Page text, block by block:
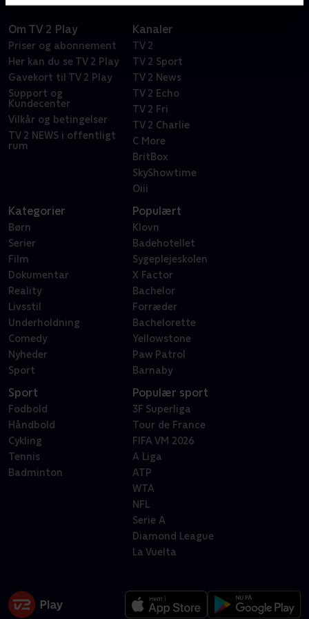
Om TV 2 Play
Priser og abonnement
Her kan du se TV 2 Play
Gavekort til TV 2 Play
Support og
Kundecenter
Vilkår og betingelser
TV 2 NEWS i offentligt
rum
Kanaler
TV 2
TV 2 Sport
TV 2 News
TV 2 Echo
TV 2 Fri
TV 2 Charlie
C More
BritBox
SkyShowtime
Oiii
Kategorier
Børn
Serier
Film
Dokumentar
Reality
Livsstil
Underholdning
Comedy
Nyheder
Sport
Populært
Klovn
Badehotellet
Sygeplejeskolen
X Factor
Bachelor
Forræder
Bachelorette
Yellowstone
Paw Patrol
Barnaby
Sport
Fodbold
Håndbold
Cykling
Tennis
Badminton
Populær sport
3F Superliga
Tour de France
FIFA VM 2026
A Liga
ATP
WTA
NFL
Serie A
Diamond League
La Vuelta